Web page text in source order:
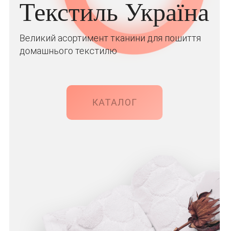
Текстиль Україна
Великий асортимент тканини для пошиття
домашнього текстилю
КАТАЛОГ